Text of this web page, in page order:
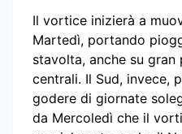
Il vortice inizierà a
Martedì, portando
stavolta, anche su
centrali. Il Sud, invece,
godere di giornate
da Mercoledì che il